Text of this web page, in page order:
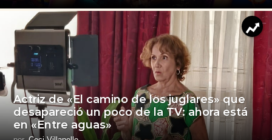
Actriz de «El camino de los juglares» que
desapareció un poco de la TV: ahora está
en «Entre aguas»